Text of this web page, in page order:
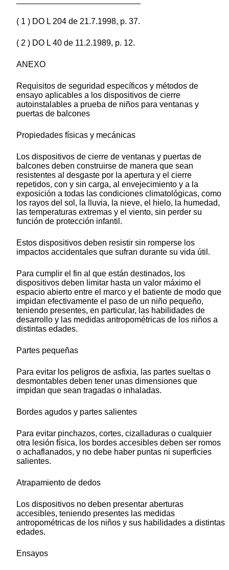
( 1 ) DO L 204 de 21.7.1998, p. 37.
( 2 ) DO L 40 de 11.2.1989, p. 12.
ANEXO
Requisitos de seguridad específicos y métodos de
ensayo aplicables a los dispositivos de cierre
autoinstalables a prueba de niños para ventanas y
puertas de balcones
Propiedades físicas y mecánicas
Los dispositivos de cierre de ventanas y puertas de
balcones deben construirse de manera que sean
resistentes al desgaste por la apertura y el cierre
repetidos, con y sin carga, al envejecimiento y a la
exposición a todas las condiciones climatológicas, como
los rayos del sol, la lluvia, la nieve, el hielo, la humedad,
las temperaturas extremas y el viento, sin perder su
función de protección infantil.
Estos dispositivos deben resistir sin romperse los
impactos accidentales que sufran durante su vida útil.
Para cumplir el fin al que están destinados, los
dispositivos deben limitar hasta un valor máximo el
espacio abierto entre el marco y el batiente de modo que
impidan efectivamente el paso de un niño pequeño,
teniendo presentes, en particular, las habilidades de
desarrollo y las medidas antropométricas de los niños a
distintas edades.
Partes pequeñas
Para evitar los peligros de asfixia, las partes sueltas o
desmontables deben tener unas dimensiones que
impidan que sean tragadas o inhaladas.
Bordes agudos y partes salientes
Para evitar pinchazos, cortes, cizalladuras o cualquier
otra lesión física, los bordes accesibles deben ser romos
o achaflanados, y no debe haber puntas ni superficies
salientes.
Atrapamiento de dedos
Los dispositivos no deben presentar aberturas
accesibles, teniendo presentes las medidas
antropométricas de los niños y sus habilidades a distintas
edades.
Ensayos